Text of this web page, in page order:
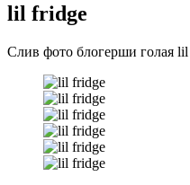
lil fridge
Слив фото блогерши голая